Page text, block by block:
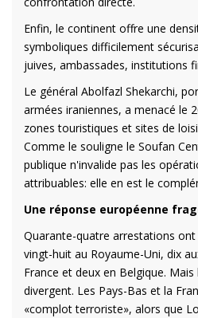
Enfin, le continent offre une
symboliques difficilement
juives, ambassades, institutions
Le général Abolfazl Shekarchi,
armées iraniennes, a menacé le
zones touristiques et sites de
Comme le souligne le Soufan
publique n'invalide pas les
attribuables: elle en est le
Une réponse européenne
Quarante-quatre arrestations
vingt-huit au Royaume-Uni, dix
France et deux en Belgique.
divergent. Les Pays-Bas et la
«complot terroriste», alors que